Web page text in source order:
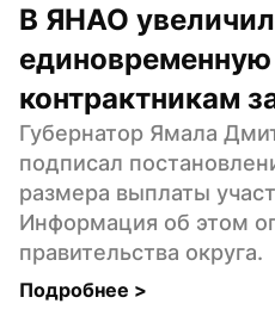
В ЯНАО
контрактникам
Губернатор Ямала
подписал
размера выплаты
Информация об этом
правительства округа.
Подробнее >